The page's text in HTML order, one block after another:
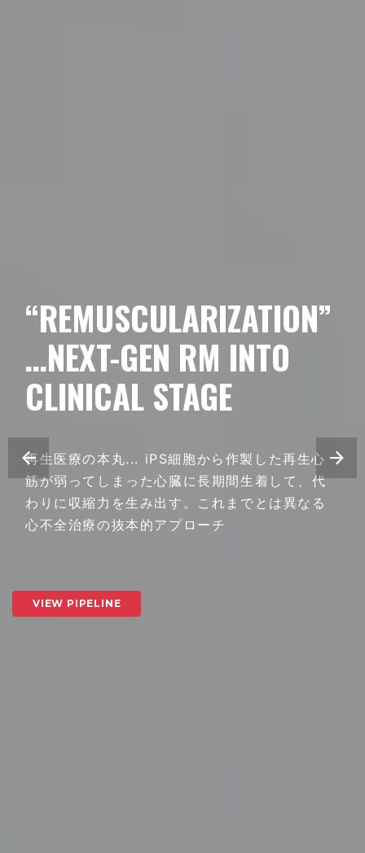
“REMUSCULARIZATION”
…NEXT-GEN RM INTO
CLINICAL STAGE
再生医療の本丸... iPS細胞から作製した再生心
筋が弱ってしまった心臓に長期間生着して、代
わりに収縮力を生み出す。これまでとは異なる
心不全治療の抜本的アプローチ
VIEW PIPELINE